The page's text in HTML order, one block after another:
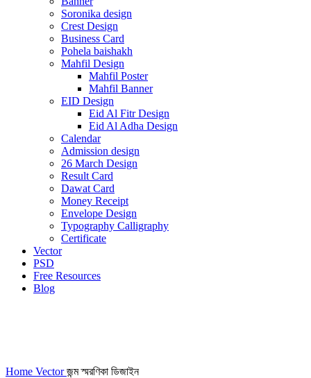
Soronika design
Crest Design
Business Card
Pohela baishakh
Mahfil Design
Mahfil Poster
Mahfil Banner
EID Design
Eid Al Fitr Design
Eid Al Adha Design
Calendar
Admission design
26 March Design
Result Card
Dawat Card
Money Receipt
Envelope Design
Typography Calligraphy
Certificate
Vector
PSD
Free Resources
Blog
Home Vectorজন্ম স্মরণিকা ডিজাইন